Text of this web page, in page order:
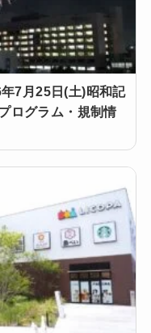
7月25日(土)昭和記
ログラム・規制情